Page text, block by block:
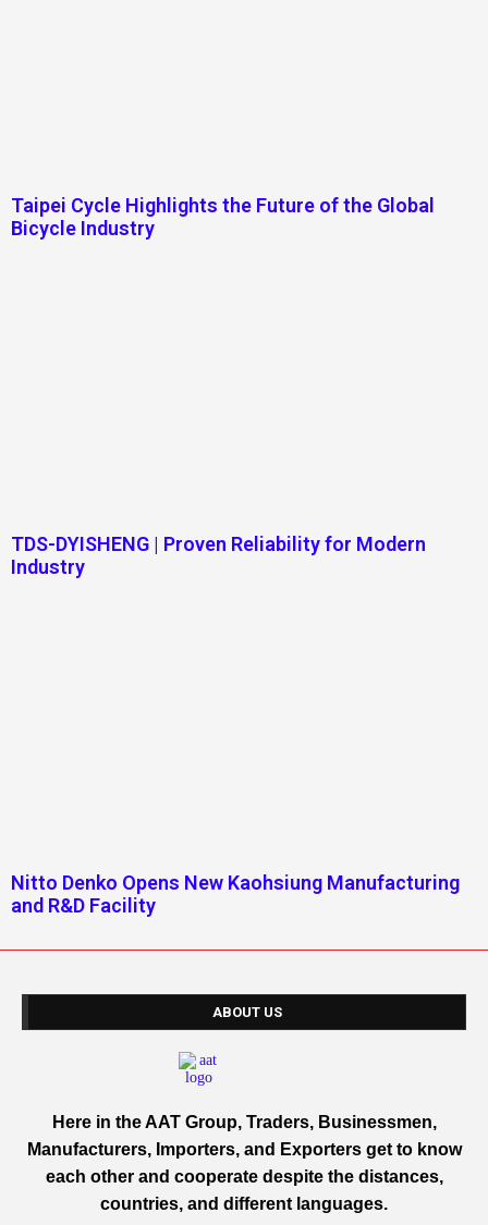
Taipei Cycle Highlights the Future of the Global
Bicycle Industry
TDS-DYISHENG | Proven Reliability for Modern
Industry
Nitto Denko Opens New Kaohsiung Manufacturing
and R&D Facility
ABOUT US
Here in the AAT Group, Traders, Businessmen,
Manufacturers, Importers, and Exporters get to know
each other and cooperate despite the distances,
countries, and different languages.